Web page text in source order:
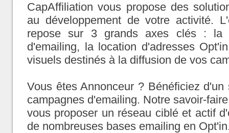
CapAffiliation vous propose des
au développement de votre activité.
repose sur 3 grands axes clés : la
d'emailing, la location d'adresses
visuels destinés à la diffusion de vos
Vous êtes Annonceur ? Bénéficiez
campagnes d'emailing. Notre savoir-
vous proposer un réseau ciblé et actif
de nombreuses bases emailing en